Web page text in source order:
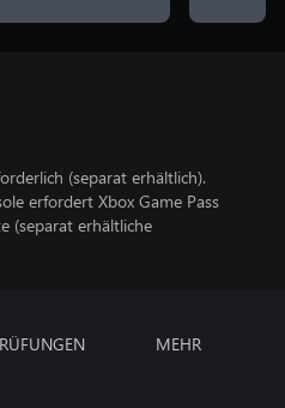
(separat erhältlich).
erfordert Xbox Game Pass
(separat erhältliche
MEHR